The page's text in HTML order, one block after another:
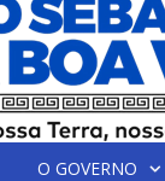
O GOVERNO